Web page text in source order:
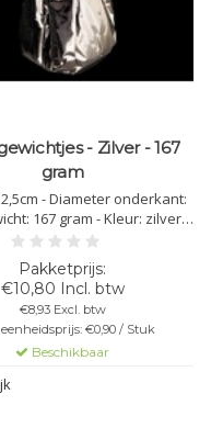
- Zilver - 167
gram
- Diameter onderkant:
167 gram - Kleur: zilver -
voor helium ballonnen aan
vast te knopen
€10,80 Incl. btw
€8,93 Excl. btw
eenheidsprijs: €0,90 / Stuk
Beschikbaar